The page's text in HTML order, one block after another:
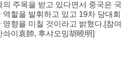
주목을 받고 있다면서 중국은 국
할을 발휘하고 있고 19차 당대회
향을 미칠 것이라고 밝혔다.[참여
이袁帥, 후샤오밍胡曉明]